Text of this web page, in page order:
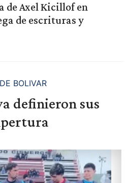
de Axel Kicillof en
de escrituras y
BOLIVAR
definieron sus